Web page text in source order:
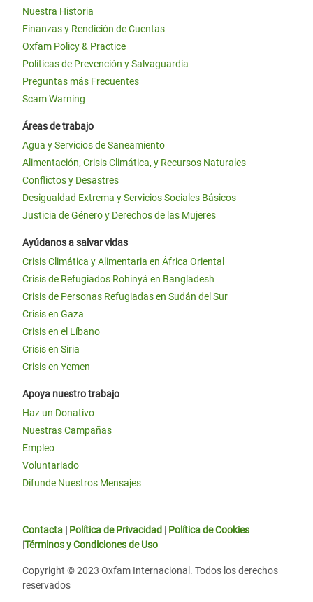
Nuestra Historia
Finanzas y Rendición de Cuentas
Oxfam Policy & Practice
Políticas de Prevención y Salvaguardia
Preguntas más Frecuentes
Scam Warning
Áreas de trabajo
Agua y Servicios de Saneamiento
Alimentación, Crisis Climática, y Recursos Naturales
Conflictos y Desastres
Desigualdad Extrema y Servicios Sociales Básicos
Justicia de Género y Derechos de las Mujeres
Ayúdanos a salvar vidas
Crisis Climática y Alimentaria en África Oriental
Crisis de Refugiados Rohinyá en Bangladesh
Crisis de Personas Refugiadas en Sudán del Sur
Crisis en Gaza
Crisis en el Líbano
Crisis en Siria
Crisis en Yemen
Apoya nuestro trabajo
Haz un Donativo
Nuestras Campañas
Empleo
Voluntariado
Difunde Nuestros Mensajes
Contacta | Política de Privacidad | Política de Cookies
|Términos y Condiciones de Uso
Copyright © 2023 Oxfam Internacional. Todos los derechos
reservados